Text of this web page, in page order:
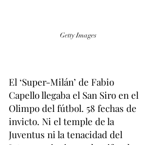
Getty Images
El ‘Super-Milán’ de Fabio
Capello llegaba el San Siro en el
Olimpo del fútbol. 58 fechas de
invicto. Ni el temple de la
Juventus ni la tenacidad del